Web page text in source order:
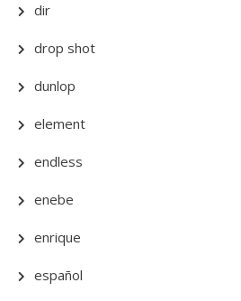
dir
drop shot
dunlop
element
endless
enebe
enrique
español